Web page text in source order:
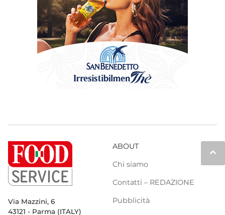
keyboard_arrow_up
Via Mazzini, 6
43121 - Parma (ITALY)
ABOUT
Chi siamo
Contatti – REDAZIONE
Pubblicità